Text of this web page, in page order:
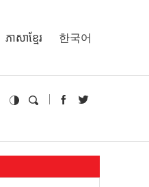
ភាសាខ្មែរ 한국어